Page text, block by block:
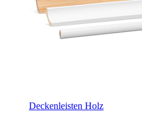
Deckenleisten Holz